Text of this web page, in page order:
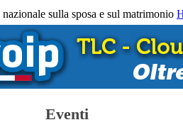
sulla sposa e sul matrimonio
Eventi